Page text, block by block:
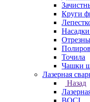
Круги
Насадки
Точила
Чашки
Лазерная
Назад
BOCI